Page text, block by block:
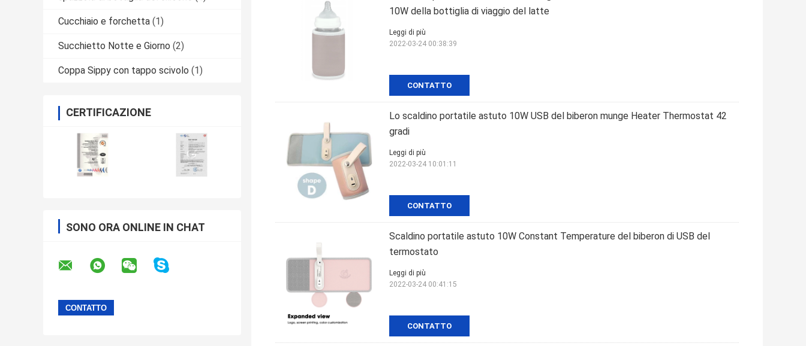
Cucchiaio e forchetta (1)
Succhietto Notte e Giorno (2)
Coppa Sippy con tappo scivolo (1)
CERTIFICAZIONE
SONO ORA ONLINE IN CHAT
10W della bottiglia di viaggio del latte
CONTATTO
Leggi di più
2022-03-24 00:38:39
Lo scaldino portatile astuto 10W USB del biberon munge Heater Thermostat 42
gradi
CONTATTO
Leggi di più
2022-03-24 10:01:11
Scaldino portatile astuto 10W Constant Temperature del biberon di USB del
termostato
CONTATTO
Leggi di più
2022-03-24 00:41:15